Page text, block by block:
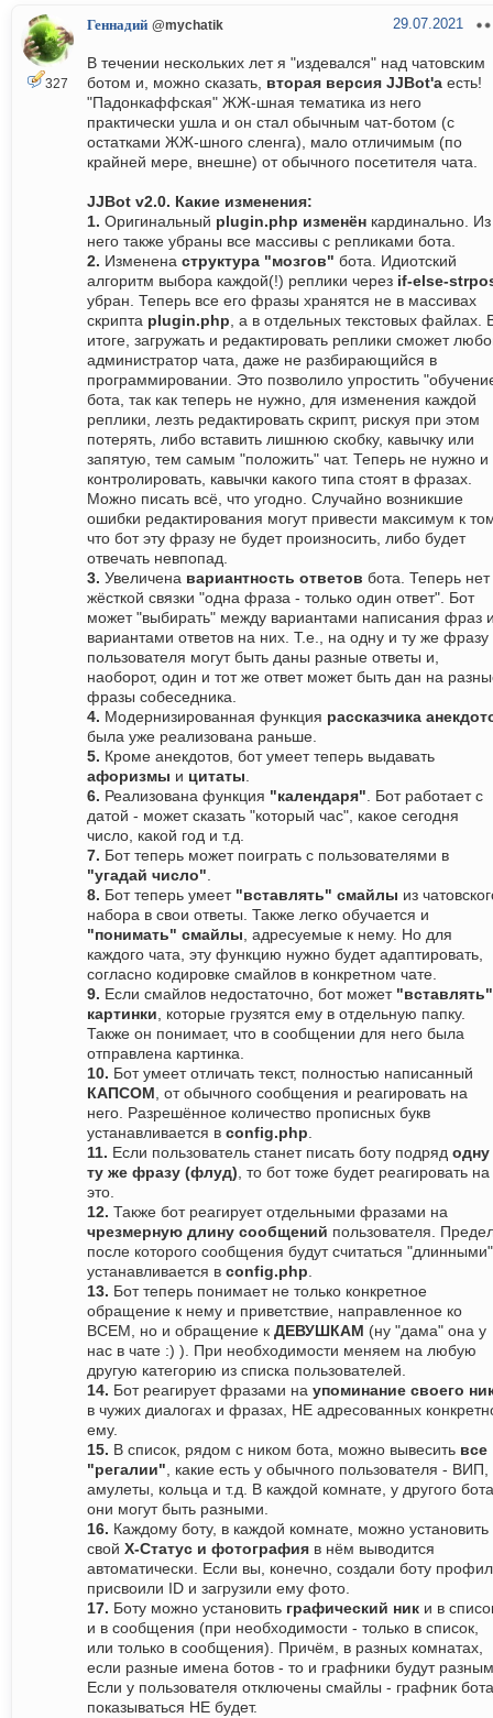
327
Геннадий @mychatik 29.07.2021
В течении нескольких лет я "издевался" над чатовским
ботом и, можно сказать, вторая версия JJBot'а есть!
"Падонкаффская" ЖЖ-шная тематика из него
практически ушла и он стал обычным чат-ботом (с
остатками ЖЖ-шного сленга), мало отличимым (по
крайней мере, внешне) от обычного посетителя чата.
JJBot v2.0. Какие изменения:
1. Оригинальный plugin.php изменён кардинально. Из
него также убраны все массивы с репликами бота.
2. Изменена структура "мозгов" бота. Идиотский
алгоритм выбора каждой(!) реплики через if-else-
убран. Теперь все его фразы хранятся не в массивах
скрипта plugin.php , а в отдельных текстовых файлах.
итоге, загружать и редактировать реплики сможет
администратор чата, даже не разбирающийся в
программировании. Это позволило упростить
бота, так как теперь не нужно, для изменения каждой
реплики, лезть редактировать скрипт, рискуя при этом
потерять, либо вставить лишнюю скобку, кавычку или
запятую, тем самым "положить" чат. Теперь не нужно и
контролировать, кавычки какого типа стоят в фразах.
Можно писать всё, что угодно. Случайно возникшие
ошибки редактирования могут привести максимум к
что бот эту фразу не будет произносить, либо будет
отвечать невпопад.
3. Увеличена вариантность ответов бота. Теперь нет
жёсткой связки "одна фраза - только один ответ". Бот
может "выбирать" между вариантами написания фраз
вариантами ответов на них. Т.е., на одну и ту же фразу
пользователя могут быть даны разные ответы и,
наоборот, один и тот же ответ может быть дан на
фразы собеседника.
4. Модернизированная функция рассказчика
была уже реализована раньше.
5. Кроме анекдотов, бот умеет теперь выдавать
афоризмы и цитаты
6. Реализована функция "календаря" . Бот работает с
датой - может сказать "который час", какое сегодня
число, какой год и т.д.
7. Бот теперь может поиграть с пользователями в
"угадай число"
8. Бот теперь умеет "вставлять" смайлы из
набора в свои ответы. Также легко обучается и
"понимать" смайлы , адресуемые к нему. Но для
каждого чата, эту функцию нужно будет адаптировать,
согласно кодировке смайлов в конкретном чате.
9. Если смайлов недостаточно, бот может
картинки , которые грузятся ему в отдельную папку.
Также он понимает, что в сообщении для него была
отправлена картинка.
10. Бот умеет отличать текст, полностью написанный
КАПСОМ , от обычного сообщения и реагировать на
него. Разрешённое количество прописных букв
устанавливается в config.php
11. Если пользователь станет писать боту подряд одну
ту же фразу (флуд) , то бот тоже будет реагировать на
это.
12. Также бот реагирует отдельными фразами на
чрезмерную длину сообщений пользователя.
после которого сообщения будут считаться
устанавливается в config.php
13. Бот теперь понимает не только конкретное
обращение к нему и приветствие, направленное ко
ВСЕМ, но и обращение к ДЕВУШКАМ (ну "дама" она у
нас в чате :) ). При необходимости меняем на любую
другую категорию из списка пользователей.
14. Бот реагирует фразами на упоминание своего
в чужих диалогах и фразах, НЕ адресованных
ему.
15. В список, рядом с ником бота, можно вывесить все
"регалии" , какие есть у обычного пользователя - ВИП,
амулеты, кольца и т.д. В каждой комнате, у другого
они могут быть разными.
16. Каждому боту, в каждой комнате, можно установить
свой Х-Статус и фотография в нём выводится
автоматически. Если вы, конечно, создали боту
присвоили ID и загрузили ему фото.
17. Боту можно установить графический ник и в
и в сообщения (при необходимости - только в список,
или только в сообщения). Причём, в разных комнатах,
если разные имена ботов - то и графники будут
Если у пользователя отключены смайлы - графник бота
показываться НЕ будет.